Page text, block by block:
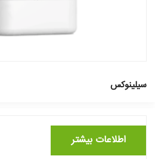
سیلینوکس
اطلاعات بیشتر